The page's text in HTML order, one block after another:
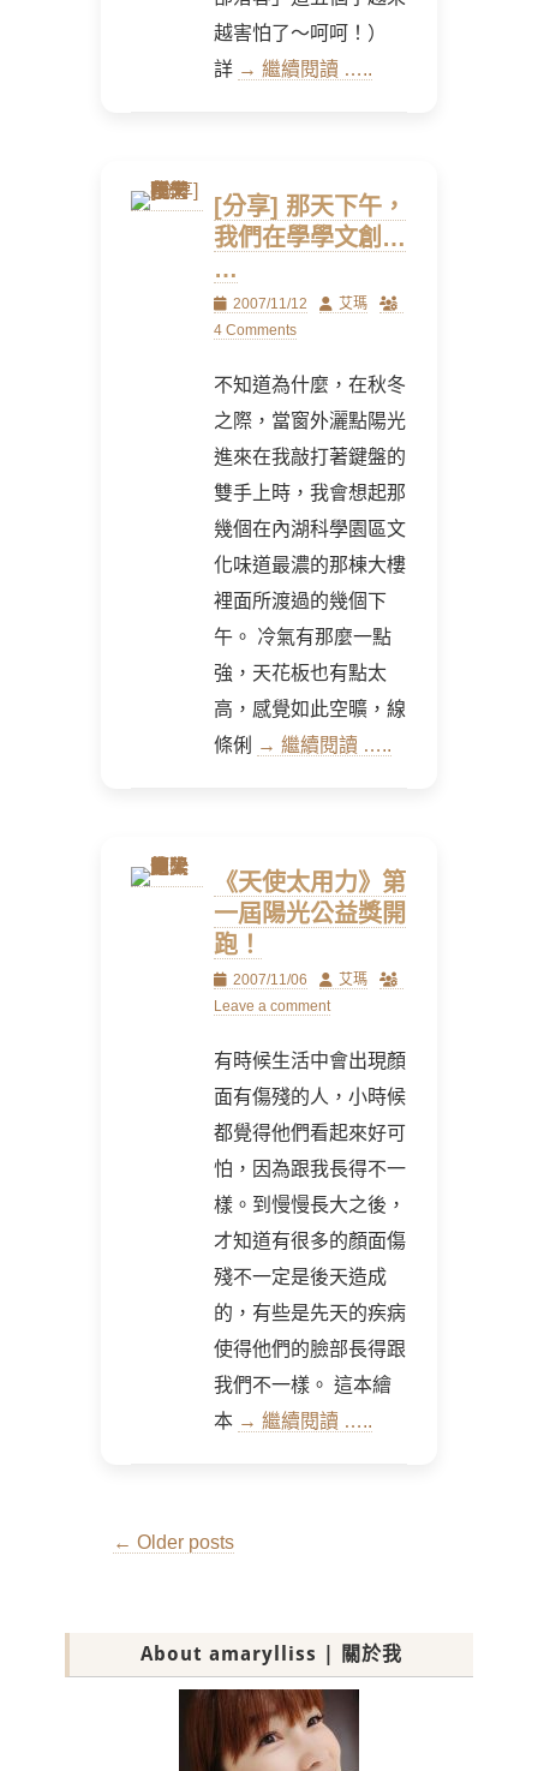
越害怕了～呵呵！）
詳 → 繼續閱讀 …..
[分享] 那天下午，
我們在學學文創…
…
Posted
on
2007/11/12 Author
艾瑪
4 Comments
不知道為什麼，在秋冬
之際，當窗外灑點陽光
進來在我敲打著鍵盤的
雙手上時，我會想起那
幾個在內湖科學園區文
化味道最濃的那棟大樓
裡面所渡過的幾個下
午。 冷氣有那麼一點
強，天花板也有點太
高，感覺如此空曠，線
條俐
→ 繼續閱讀 …..
《天使太用力》第
一屆陽光公益獎開
跑！
Posted
on
2007/11/06 Author
艾瑪
Leave a comment
有時候生活中會出現顏
面有傷殘的人，小時候
都覺得他們看起來好可
怕，因為跟我長得不一
樣。到慢慢長大之後，
才知道有很多的顏面傷
殘不一定是後天造成
的，有些是先天的疾病
使得他們的臉部長得跟
我們不一樣。 這本繪
本 → 繼續閱讀 …..
Post
← Older posts
About amarylliss | 關於我